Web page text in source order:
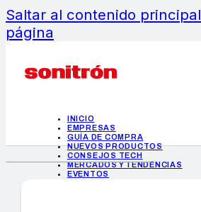
Saltar al contenido principal
página
INICIO
EMPRESAS
GUÍA DE COMPRA
NUEVOS PRODUCTOS
CONSEJOS TECH
MERCADOS Y TENDENCIAS
EVENTOS